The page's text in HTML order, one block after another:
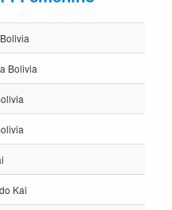
Bolivia
Kai